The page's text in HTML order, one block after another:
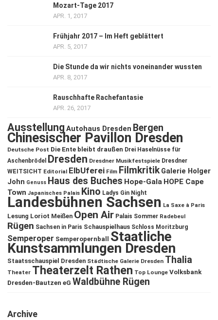
Mozart-Tage 2017
APR. 1, 2017
Frühjahr 2017 – Im Heft geblättert
APR. 5, 2017
Die Stunde da wir nichts voneinander wussten
APR. 8, 2017
Rauschhafte Rachefantasie
APR. 26, 2017
Ausstellung Autohaus Dresden Bergen
Chinesischer Pavillon Dresden
Deutsche Post Die Ente bleibt draußen Drei Haselnüsse für
Aschenbrödel
Dresden Dresdner Musikfestspiele Dresdner
WEITSICHT Editorial ElbUferei Film Filmkritik Galerie Holger
John Genuss Haus des Buches Hope-Gala HOPE Cape
Town Japanisches Palais Kino Ladys Gin Night
Landesbühnen Sachsen La Saxe à Paris
Lesung Loriot Meißen Open Air Palais Sommer Radebeul
Rügen Sachsen in Paris Schauspielhaus Schloss Moritzburg
Semperoper Semperopernball Staatliche
Kunstsammlungen Dresden
Staatsschauspiel Dresden Städtische Galerie Dresden Thalia
Theater Theaterzelt Rathen Top Lounge Volksbank
Dresden-Bautzen eG Waldbühne Rügen
Archive